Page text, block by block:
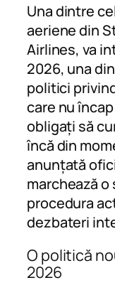
Una dintre
aeriene din
Airlines, va
2026, una
politici
care nu
obligați să
încă din
anunțată
marchează o
procedura
dezbateri
O politică
2026